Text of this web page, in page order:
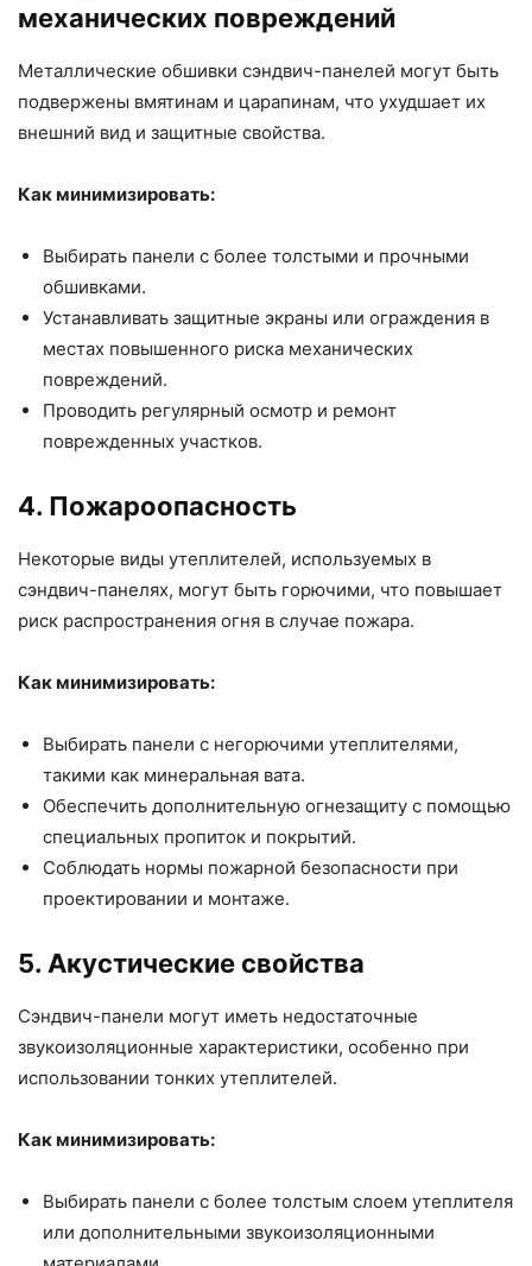
механических повреждений
Металлические обшивки сэндвич-панелей могут быть
подвержены вмятинам и царапинам, что ухудшает их
внешний вид и защитные свойства.
Как минимизировать:
Выбирать панели с более толстыми и прочными
обшивками.
Устанавливать защитные экраны или ограждения в
местах повышенного риска механических
повреждений.
Проводить регулярный осмотр и ремонт
поврежденных участков.
4. Пожароопасность
Некоторые виды утеплителей, используемых в
сэндвич-панелях, могут быть горючими, что повышает
риск распространения огня в случае пожара.
Как минимизировать:
Выбирать панели с негорючими утеплителями,
такими как минеральная вата.
Обеспечить дополнительную огнезащиту с помощью
специальных пропиток и покрытий.
Соблюдать нормы пожарной безопасности при
проектировании и монтаже.
5. Акустические свойства
Сэндвич-панели могут иметь недостаточные
звукоизоляционные характеристики, особенно при
использовании тонких утеплителей.
Как минимизировать:
Выбирать панели с более толстым слоем утеплителя
или дополнительными звукоизоляционными